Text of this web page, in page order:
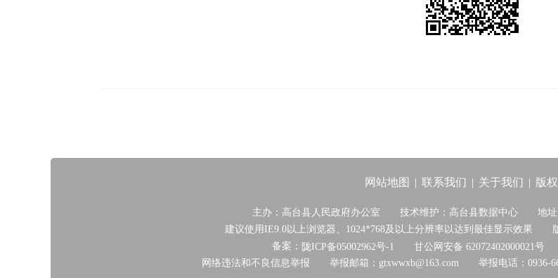
网站地图 | 联系我们 | 关于我们 | 版
主办：高台县人民政府办公室 技术维护：高台县数据中心 地址
建议使用IE9.0以上浏览器、1024*768及以上分辨率以达到最佳显示效果
备案： 陇ICP备05002962号-1 甘公网安备 62072402000021号
网络违法和不良信息举报 举报邮箱：gtxwwxb@163.com 举报电话：0936-